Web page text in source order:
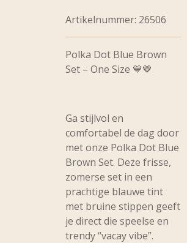
Artikelnummer: 26506
Polka Dot Blue Brown
Set – One Size 💙🤎
Ga stijlvol en
comfortabel de dag door
met onze Polka Dot Blue
Brown Set. Deze frisse,
zomerse set in een
prachtige blauwe tint
met bruine stippen geeft
je direct die speelse en
trendy “vacay vibe”.